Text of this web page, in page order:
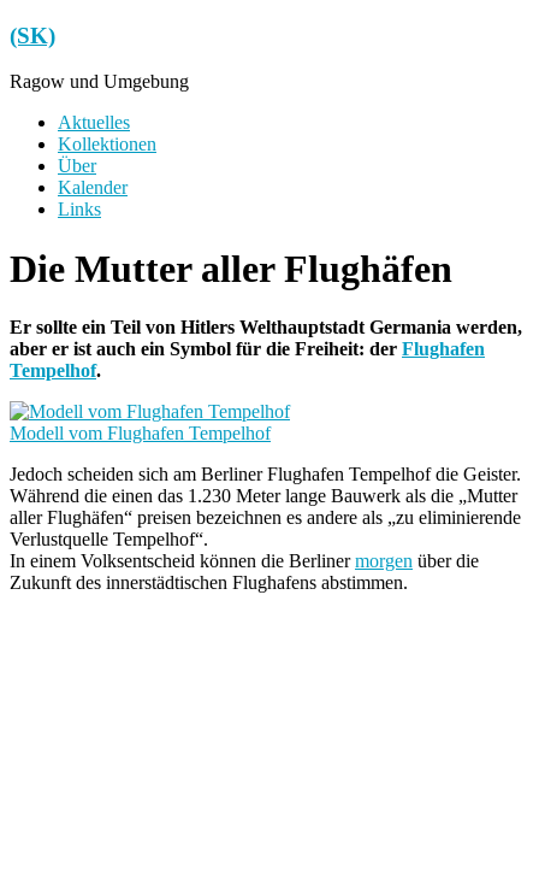
Zum
Inhalt
springen
(SK)
Ragow und Umgebung
Menü
Aktuelles
Kollektionen
Über
Kalender
Links
Die Mutter aller Flughäfen
Er sollte ein Teil von Hitlers Welthauptstadt Germania werden,
aber er ist auch ein Symbol für die Freiheit: der Flughafen
Tempelhof.
Modell vom Flughafen Tempelhof
Jedoch scheiden sich am Berliner Flughafen Tempelhof die Geister.
Während die einen das 1.230 Meter lange Bauwerk als die „Mutter
aller Flughäfen“ preisen bezeichnen es andere als „zu eliminierende
Verlustquelle Tempelhof“.
In einem Volksentscheid können die Berlinermorgen über die
Zukunft des innerstädtischen Flughafens abstimmen.